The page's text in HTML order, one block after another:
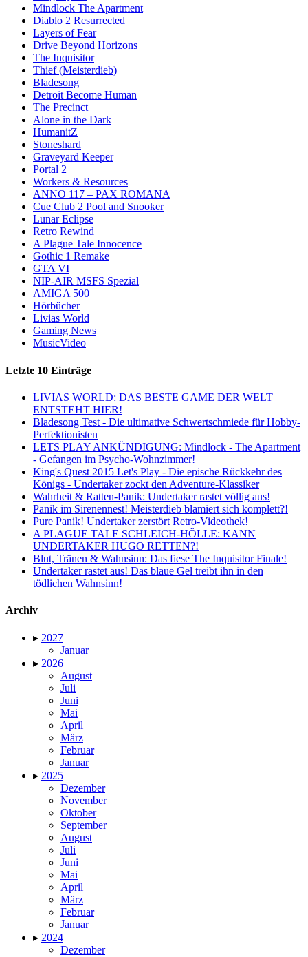
Mindlock The Apartment
Diablo 2 Resurrected
Layers of Fear
Drive Beyond Horizons
The Inquisitor
Thief (Meisterdieb)
Bladesong
Detroit Become Human
The Precinct
Alone in the Dark
HumanitZ
Stoneshard
Graveyard Keeper
Portal 2
Workers & Resources
ANNO 117 – PAX ROMANA
Cue Club 2 Pool and Snooker
Lunar Eclipse
Retro Rewind
A Plague Tale Innocence
Gothic 1 Remake
GTA VI
NIP-AIR MSFS Spezial
AMIGA 500
Hörbücher
Livias World
Gaming News
MusicVideo
Letzte 10 Einträge
LIVIAS WORLD: DAS BESTE GAME DER WELT
ENTSTEHT HIER!
Bladesong Test - Die ultimative Schwertschmiede für Hobby-
Perfektionisten
LETS PLAY ANKÜNDIGUNG: Mindlock - The Apartment
- Gefangen im Psycho-Wohnzimmer!
King's Quest 2015 Let's Play - Die epische Rückkehr des
Königs - Undertaker zockt den Adventure-Klassiker
Wahrheit & Ratten-Panik: Undertaker rastet völlig aus!
Panik im Sirenennest! Meisterdieb blamiert sich komplett?!
Pure Panik! Undertaker zerstört Retro-Videothek!
A PLAGUE TALE SCHLEICH-HÖLLE: KANN
UNDERTAKER HUGO RETTEN?!
Blut, Tränen & Wahnsinn: Das fiese The Inquisitor Finale!
Undertaker rastet aus! Das blaue Gel treibt ihn in den
tödlichen Wahnsinn!
Archiv
▸ 2027
Januar
▸ 2026
August
Juli
Juni
Mai
April
März
Februar
Januar
▸ 2025
Dezember
November
Oktober
September
August
Juli
Juni
Mai
April
März
Februar
Januar
▸ 2024
Dezember